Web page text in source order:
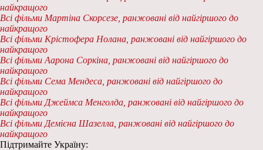
найкращого
Всі фільми Мартіна Скорсезе, ранжовані від найгіршого до
найкращого
Всі фільми Крістофера Нолана, ранжовані від найгіршого до
найкращого
Всі фільми Аарона Соркіна, ранжовані від найгіршого до
найкращого
Всі фільми Сема Мендеса, ранжовані від найгіршого до
найкращого
Всі фільми Джеймса Менголда, ранжовані від найгіршого до
найкращого
Всі фільми Демієна Шазелла, ранжовані від найгіршого до
найкращого
Підтримайте Україну: